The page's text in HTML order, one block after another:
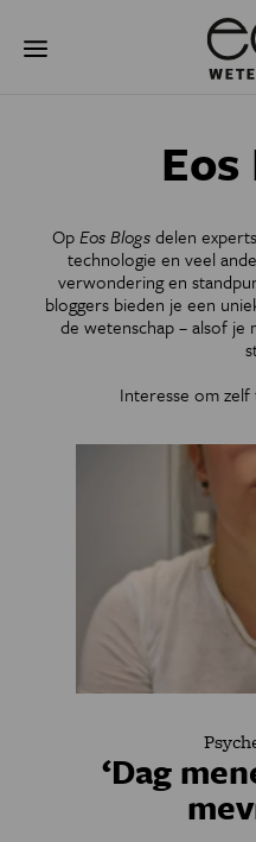
naar
GEZONDHEID
NATUURWETENSCHAPPEN
PSYCHE & BREIN
OpEos Blogsdelen
technologie en veel
verwondering en
bloggers bieden je een
de wetenschap – alsof
Interesse om zelf
‘Dag